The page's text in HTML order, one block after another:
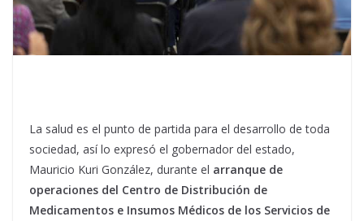
La salud es el punto de partida para el desarrollo de toda
sociedad, así lo expresó el gobernador del estado,
Mauricio Kuri González, durante el arranque de
operaciones del Centro de Distribución de
Medicamentos e Insumos Médicos de los Servicios de